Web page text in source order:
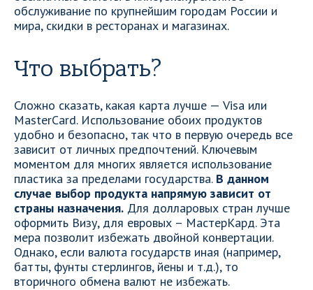
обслуживание по крупнейшим городам России и
мира, скидки в ресторанах и магазинах.
Что выбрать?
Сложно сказать, какая карта лучше — Visa или
MasterCard. Использование обоих продуктов
удобно и безопасно, так что в первую очередь все
зависит от личных предпочтений. Ключевым
моментом для многих является использование
пластика за пределами государства. В данном
случае выбор продукта напрямую зависит от
страны назначения. Для долларовых стран лучше
оформить Визу, для евровых – МастерКард. Эта
мера позволит избежать двойной конвертации.
Однако, если валюта государств иная (например,
батты, фунты стерлингов, йены и т.д.), то
вторичного обмена валют не избежать.